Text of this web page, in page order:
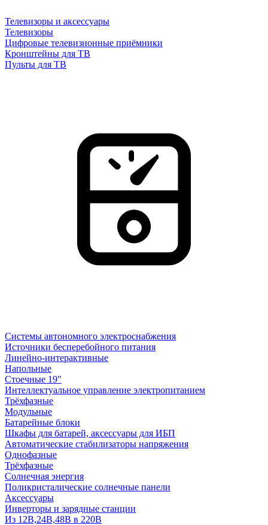
Телевизоры и аксессуары
Телевизоры
Цифровые телевизионные приёмники
Кронштейны для ТВ
Пульты для ТВ
Системы автономного электроснабжения
Источники бесперебойного питания
Линейно-интерактивные
Напольные
Стоечные 19"
Интеллектуальное управление электропитанием
Трёхфазные
Модульные
Батарейные блоки
Шкафы для батарей, аксессуары для ИБП
Автоматические стабилизаторы напряжения
Однофазные
Трёхфазные
Солнечная энергия
Поликристалические солнечные панели
Аксессуары
Инверторы и зарядные станции
Из 12В,24В,48В в 220В